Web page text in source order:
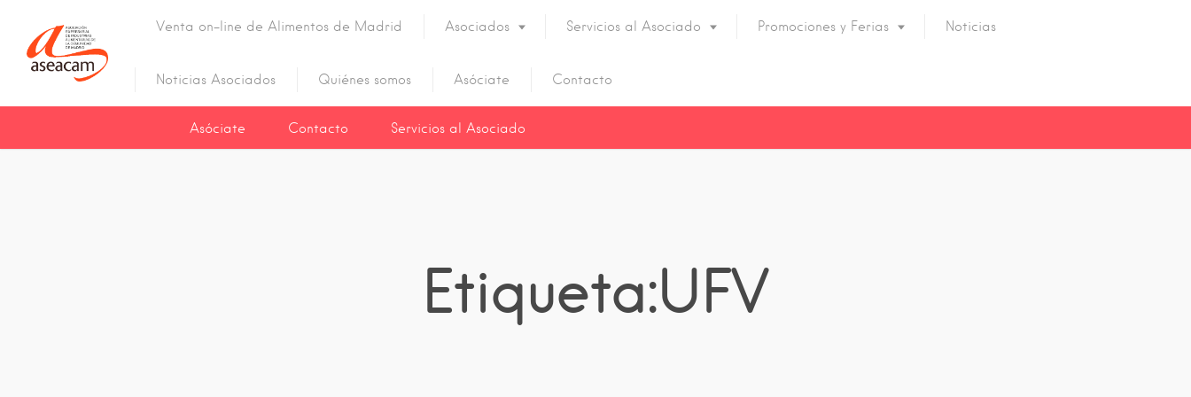
Venta on-line de Alimentos de Madrid Asociados Servicios al Asociado Promociones y Ferias Noticias
Noticias Asociados Quiénes somos Asóciate Contacto
Asóciate Contacto Servicios al Asociado
Etiqueta:UFV